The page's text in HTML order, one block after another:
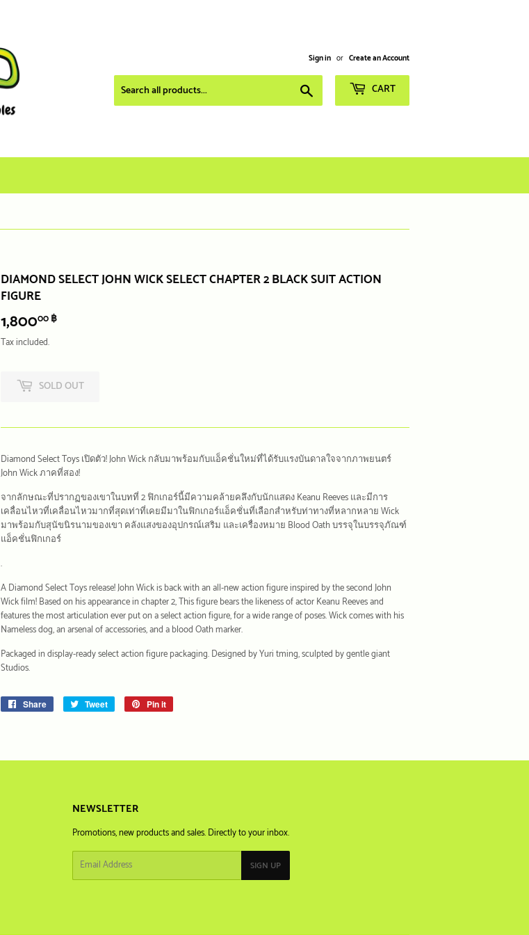
Sign in or Create an Account
CART
DIAMOND SELECT JOHN WICK SELECT CHAPTER 2 BLACK SUIT ACTION
FIGURE
1,80000 ฿
Tax included.
SOLD OUT
Diamond Select Toys เปิดตัว! John Wick กลับมาพร้อมกับแอ็คชั่นใหม่ที่ได้รับแรงบันดาลใจจากภาพยนตร์
John Wick ภาคที่สอง!
จากลักษณะที่ปรากฏของเขาในบทที่ 2 ฟิกเกอร์นี้มีความคล้ายคลึงกับนักแสดง Keanu Reeves และมีการ
เคลื่อนไหวที่เคลื่อนไหวมากที่สุดเท่าที่เคยมีมาในฟิกเกอร์แอ็คชั่นที่เลือกสำหรับท่าทางที่หลากหลาย Wick
มาพร้อมกับสุนัขนิรนามของเขา คลังแสงของอุปกรณ์เสริม และเครื่องหมาย Blood Oath บรรจุในบรรจุภัณฑ์
แอ็คชั่นฟิกเกอร์
.
A Diamond Select Toys release! John Wick is back with an all-new action figure inspired by the second John
Wick film! Based on his appearance in chapter 2, This figure bears the likeness of actor Keanu Reeves and
features the most articulation ever put on a select action figure, for a wide range of poses. Wick comes with his
Nameless dog, an arsenal of accessories, and a blood Oath marker.
Packaged in display-ready select action figure packaging. Designed by Yuri tming, sculpted by gentle giant
Studios.
Share
Share
Tweet
Tweet
Pin it
NEWSLETTER
Promotions, new products and sales. Directly to your inbox.
Email SIGN UP